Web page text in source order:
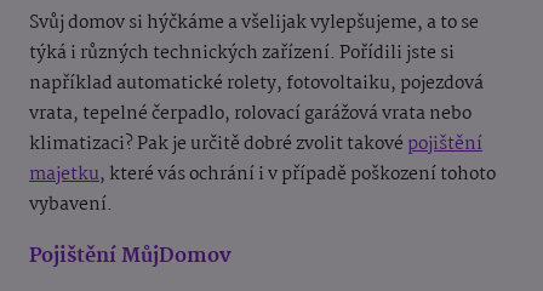
Svůj domov si hýčkáme a všelijak vylepšujeme, a to se
týká i různých technických zařízení. Pořídili jste si
například automatické rolety, fotovoltaiku, pojezdová
vrata, tepelné čerpadlo, rolovací garážová vrata nebo
klimatizaci? Pak je určitě dobré zvolit takové pojištění
majetku, které vás ochrání i v případě poškození tohoto
vybavení.
Pojištění MůjDomov